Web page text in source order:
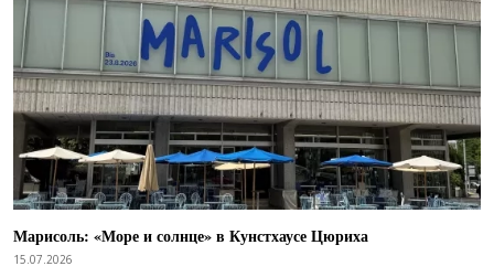
Марисоль: «Море и солнце» в Кунстхаусе Цюриха
15.07.2026